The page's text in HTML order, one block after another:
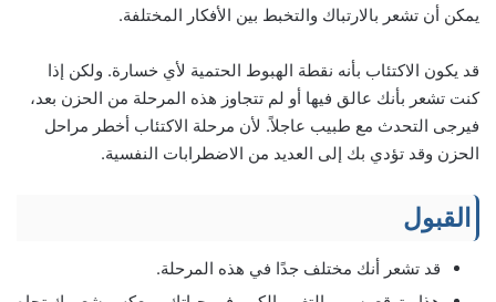
يمكن أن تشعر بالارتباك والتخبط بين الأفكار المختلفة.
قد يكون الاكتئاب بأنه نقطة الهبوط الحتمية لأي خسارة. ولكن إذا
كنت تشعر بأنك عالق فيها أو لم تتجاوز هذه المرحلة من الحزن بعد،
فيرجى التحدث مع طبيب عاجلاً. لأن مرحلة الاكتئاب أخطر مراحل
الحزن وقد تؤدي بك إلى العديد من الاضطرابات النفسية.
القبول
قد تشعر أنك مختلف جدًا في هذه المرحلة.